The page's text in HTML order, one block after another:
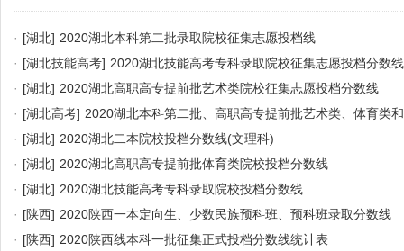
· [湖北] 2020湖北本科第二批录取院校征集志愿投档线
· [湖北技能高考] 2020湖北技能高考专科录取院校征集志愿投档分数线
· [湖北] 2020湖北高职高专提前批艺术类院校征集志愿投档分数线
· [湖北高考] 2020湖北本科第二批、高职高专提前批艺术类、体育类
集志愿公告
· [湖北] 2020湖北二本院校投档分数线(文理科)
· [湖北] 2020湖北高职高专提前批体育类院校投档分数线
· [湖北] 2020湖北技能高考专科录取院校投档分数线
· [陕西] 2020陕西一本定向生、少数民族预科班、预科班录取分数线
· [陕西] 2020陕西线本科一批征集正式投档分数线统计表